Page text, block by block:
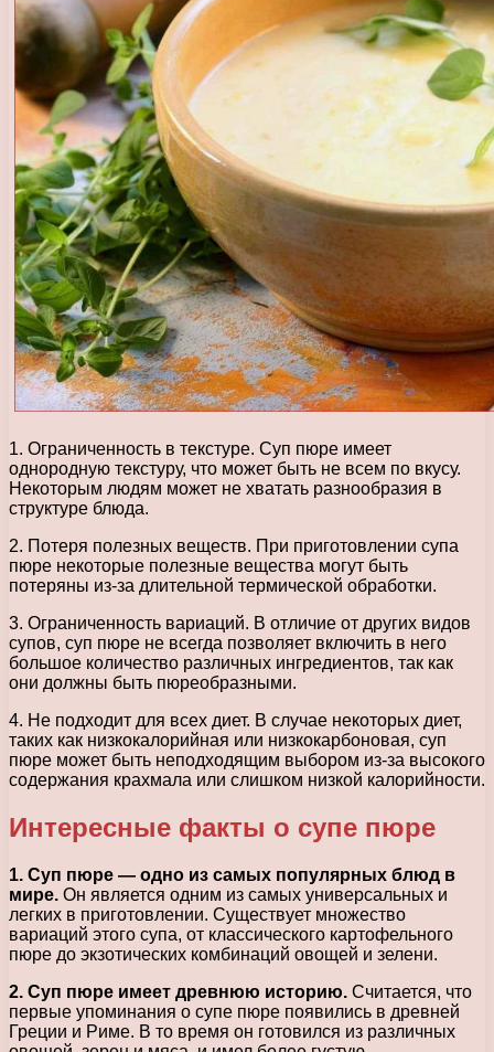
1. Ограниченность в текстуре. Суп пюре имеет
однородную текстуру, что может быть не всем по вкусу.
Некоторым людям может не хватать разнообразия в
структуре блюда.
2. Потеря полезных веществ. При приготовлении супа
пюре некоторые полезные вещества могут быть
потеряны из-за длительной термической обработки.
3. Ограниченность вариаций. В отличие от других видов
супов, суп пюре не всегда позволяет включить в него
большое количество различных ингредиентов, так как
они должны быть пюреобразными.
4. Не подходит для всех диет. В случае некоторых диет,
таких как низкокалорийная или низкокарбоновая, суп
пюре может быть неподходящим выбором из-за высокого
содержания крахмала или слишком низкой калорийности.
Интересные факты о супе пюре
1. Суп пюре — одно из самых популярных блюд в
мире. Он является одним из самых универсальных и
легких в приготовлении. Существует множество
вариаций этого супа, от классического картофельного
пюре до экзотических комбинаций овощей и зелени.
2. Суп пюре имеет древнюю историю. Считается, что
первые упоминания о супе пюре появились в древней
Греции и Риме. В то время он готовился из различных